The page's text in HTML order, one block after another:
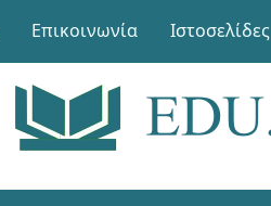
Επικοινωνία Ιστοσελίδες